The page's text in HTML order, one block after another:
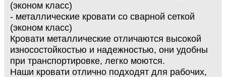
(эконом класс)
- металлические кровати со сварной сеткой
(эконом класс)
Кровати металлические отличаются высокой
износостойкостью и надежностью, они удобны
при транспортировке, легко моются.
Наши кровати отлично подходят для рабочих,